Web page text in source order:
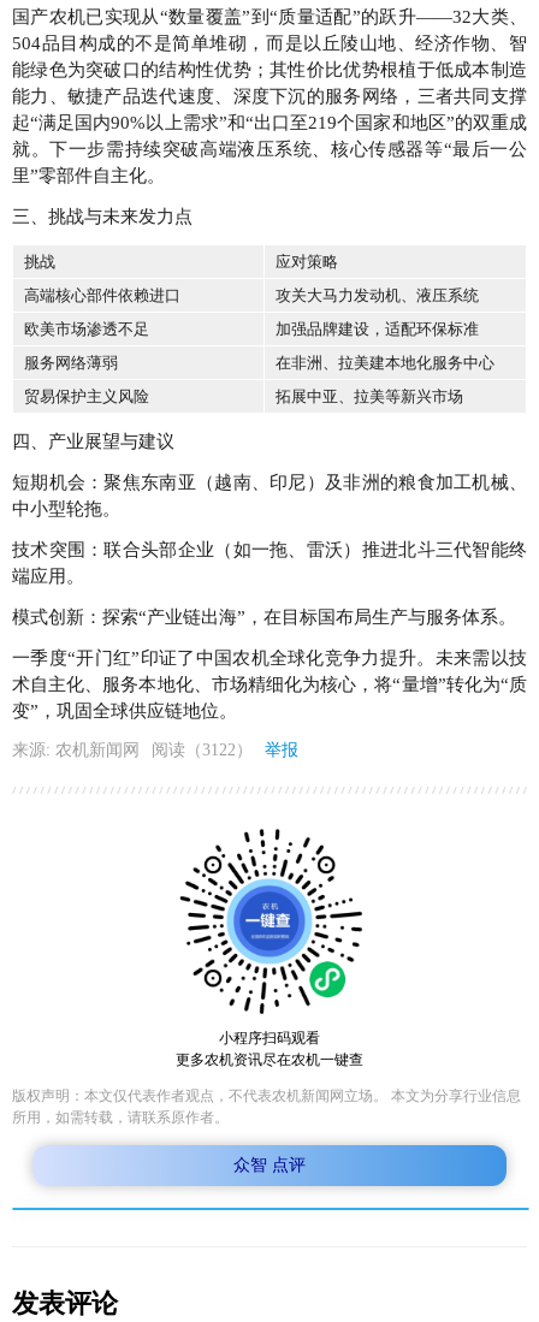
国产农机已实现从“数量覆盖”到“质量适配”的跃升——32大类、
504品目构成的不是简单堆砌，而是以丘陵山地、经济作物、智
能绿色为突破口的结构性优势；其性价比优势根植于低成本制造
能力、敏捷产品迭代速度、深度下沉的服务网络，三者共同支撑
起“满足国内90%以上需求”和“出口至219个国家和地区”的双重成
就。下一步需持续突破高端液压系统、核心传感器等“最后一公
里”零部件自主化。
三、挑战与未来发力点
挑战
应对策略
高端核心部件依赖进口
攻关大马力发动机、液压系统
欧美市场渗透不足
加强品牌建设，适配环保标准
服务网络薄弱
在非洲、拉美建本地化服务中心
贸易保护主义风险
拓展中亚、拉美等新兴市场
四、产业展望与建议
短期机会：聚焦东南亚（越南、印尼）及非洲的粮食加工机械、
中小型轮拖。
技术突围：联合头部企业（如一拖、雷沃）推进北斗三代智能终
端应用。
模式创新：探索“产业链出海”，在目标国布局生产与服务体系。
一季度“开门红”印证了中国农机全球化竞争力提升。未来需以技
术自主化、服务本地化、市场精细化为核心，将“量增”转化为“质
变”，巩固全球供应链地位。
来源: 农机新闻网 阅读（3122） 举报
小程序扫码观看
更多农机资讯尽在农机一键查
版权声明：本文仅代表作者观点，不代表农机新闻网立场。 本文为分享行业信息
所用，如需转载，请联系原作者。
众智 点评
发表评论